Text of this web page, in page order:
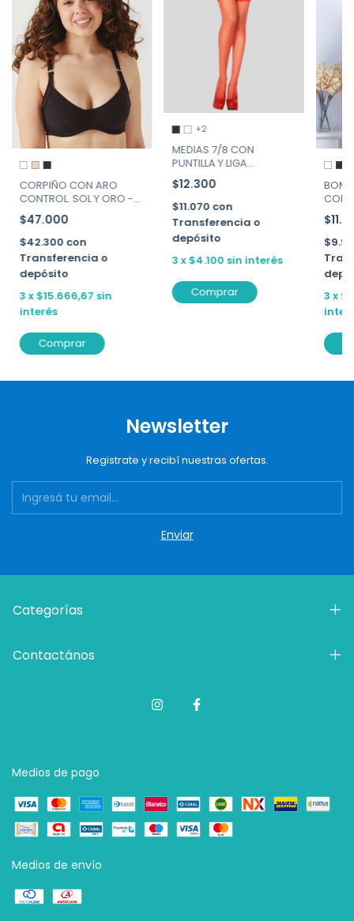
CORPIÑO CON ARO
CONTROL. SOL Y ORO -
ART. 46133
$47.000
$42.300 con
Transferencia o
depósito
3 x$15.666,67 sin
interés
Comprar
+2
MEDIAS 7/8 CON
PUNTILLA Y LIGA
SILICONADA "PASIÓN" DE
COCOT ART. 86
$12.300
$11.070 con
Transferencia o
depósito
3x$4.100 sin interés
Comprar
CON
ART.
3 x
Newsletter
Registrate y recibí nuestras ofertas.
Categorías
Contactános
Medios de pago
Medios de envío